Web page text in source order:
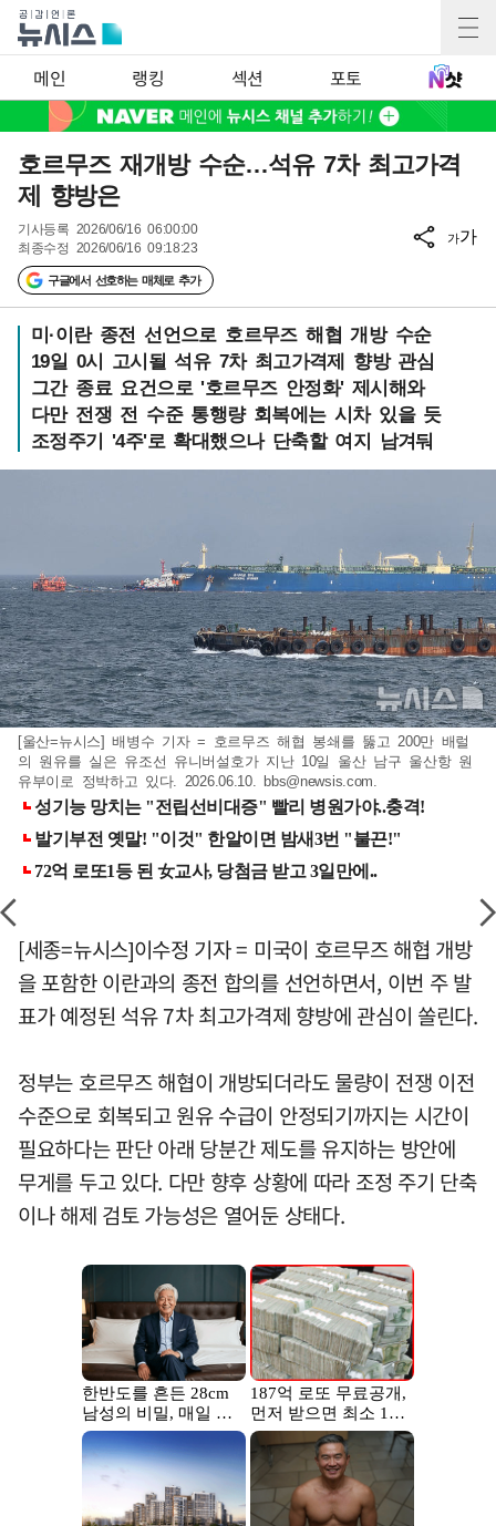
메인 랭킹 섹션 포토
호르무즈 재개방 수순…석유 7차 최고가격
제 향방은
기사등록 2026/06/16 06:00:00
최종수정 2026/06/16 09:18:23
구글에서 선호하는 매체로 추가
가가
미·이란 종전 선언으로 호르무즈 해협 개방 수순
19일 0시 고시될 석유 7차 최고가격제 향방 관심
그간 종료 요건으로 '호르무즈 안정화' 제시해와
다만 전쟁 전 수준 통행량 회복에는 시차 있을 듯
조정주기 '4주'로 확대했으나 단축할 여지 남겨둬
[울산=뉴시스] 배병수 기자 = 호르무즈 해협 봉쇄를 뚫고 200만 배럴
의 원유를 실은 유조선 유니버설호가 지난 10일 울산 남구 울산항 원
유부이로 정박하고 있다. 2026.06.10. bbs@newsis.com
[세종=뉴시스]이수정 기자 = 미국이 호르무즈 해협 개방
을 포함한 이란과의 종전 합의를 선언하면서, 이번 주 발
표가 예정된 석유 7차 최고가격제 향방에 관심이 쏠린다.
정부는 호르무즈 해협이 개방되더라도 물량이 전쟁 이전
수준으로 회복되고 원유 수급이 안정되기까지는 시간이
필요하다는 판단 아래 당분간 제도를 유지하는 방안에
무게를 두고 있다. 다만 향후 상황에 따라 조정 주기 단축
이나 해제 검토 가능성은 열어둔 상태다.